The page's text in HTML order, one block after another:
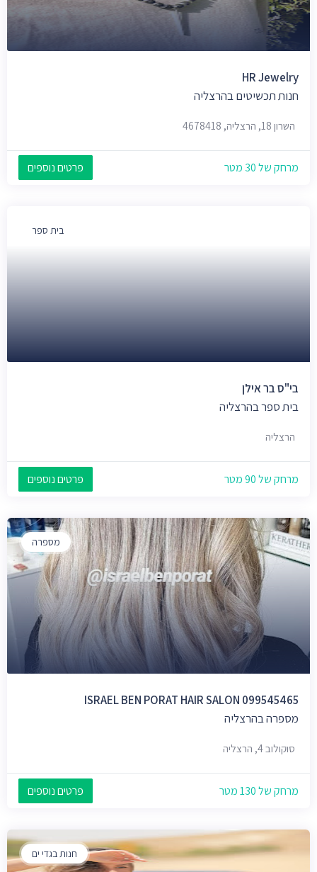
HR Jewelry
חנות תכשיטים בהרצליה
השרון 18, הרצליה, 4678418
מרחק של 30 מטר פרטים נוספים
בית ספר
בי"ס בר אילן
בית ספר בהרצליה
הרצליה
מרחק של 90 מטר פרטים נוספים
מספרה
ISRAEL BEN PORAT HAIR SALON 099545465
מספרה בהרצליה
סוקולוב 4, הרצליה
מרחק של 130 מטר פרטים נוספים
חנות בגדי ים